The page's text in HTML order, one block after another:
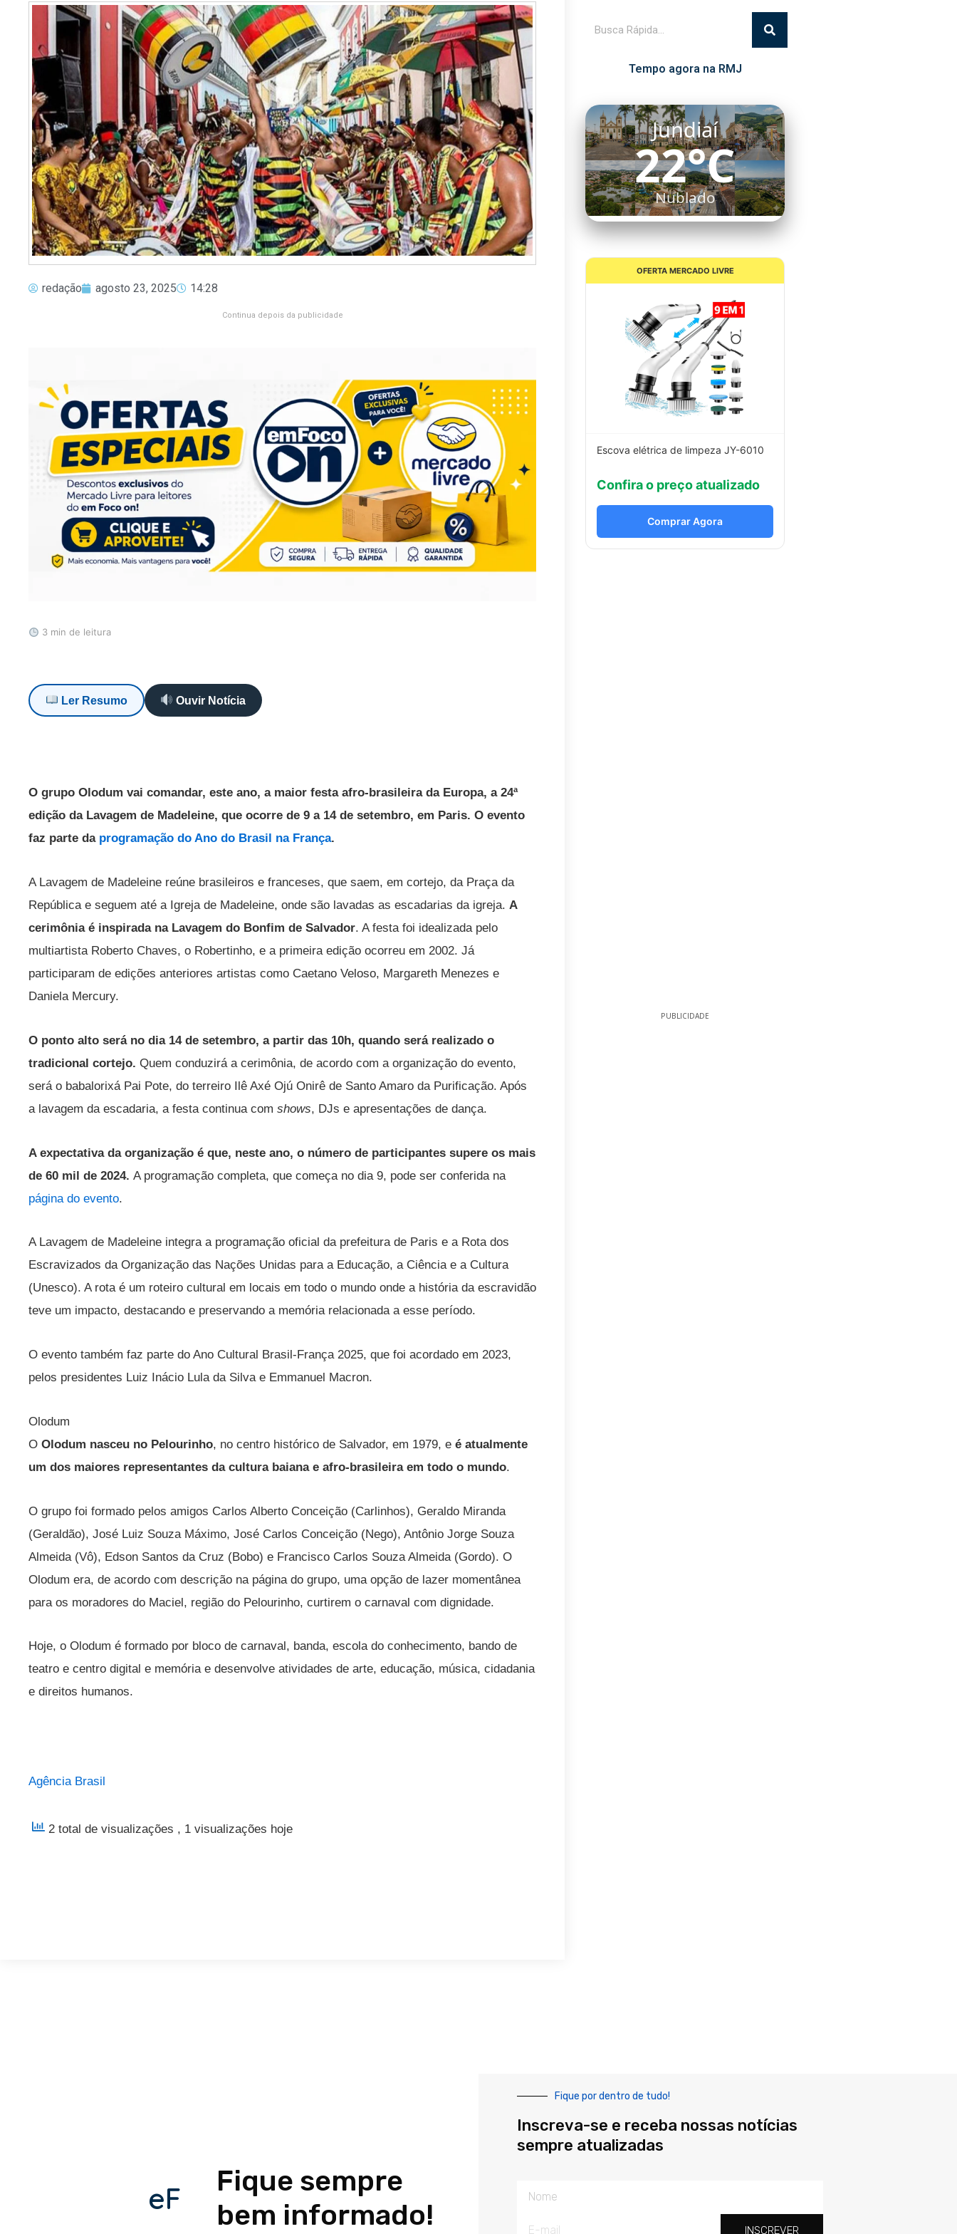
redação agosto 23, 2025 14:28
Continua depois da publicidade
3 min de leitura
Ler Resumo Ouvir Notícia
O grupo Olodum vai comandar, este ano, a maior festa afro-brasileira da Europa, a 24ª
edição da Lavagem de Madeleine, que ocorre de 9 a 14 de setembro, em Paris. O evento
faz parte da programação do Ano do Brasil na França.
A Lavagem de Madeleine reúne brasileiros e franceses, que saem, em cortejo, da Praça da
República e seguem até a Igreja de Madeleine, onde são lavadas as escadarias da igreja. A
cerimônia é inspirada na Lavagem do Bonfim de Salvador. A festa foi idealizada pelo
multiartista Roberto Chaves, o Robertinho, e a primeira edição ocorreu em 2002. Já
participaram de edições anteriores artistas como Caetano Veloso, Margareth Menezes e
Daniela Mercury.
O ponto alto será no dia 14 de setembro, a partir das 10h, quando será realizado o
tradicional cortejo. Quem conduzirá a cerimônia, de acordo com a organização do evento,
será o babalorixá Pai Pote, do terreiro Ilê Axé Ojú Onirê de Santo Amaro da Purificação. Após
a lavagem da escadaria, a festa continua com shows, DJs e apresentações de dança.
A expectativa da organização é que, neste ano, o número de participantes supere os mais
de 60 mil de 2024. A programação completa, que começa no dia 9, pode ser conferida na
página do evento.
A Lavagem de Madeleine integra a programação oficial da prefeitura de Paris e a Rota dos
Escravizados da Organização das Nações Unidas para a Educação, a Ciência e a Cultura
(Unesco). A rota é um roteiro cultural em locais em todo o mundo onde a história da escravidão
teve um impacto, destacando e preservando a memória relacionada a esse período.
O evento também faz parte do Ano Cultural Brasil-França 2025, que foi acordado em 2023,
pelos presidentes Luiz Inácio Lula da Silva e Emmanuel Macron.
Olodum
O Olodum nasceu no Pelourinho, no centro histórico de Salvador, em 1979, e é atualmente
um dos maiores representantes da cultura baiana e afro-brasileira em todo o mundo.
O grupo foi formado pelos amigos Carlos Alberto Conceição (Carlinhos), Geraldo Miranda
(Geraldão), José Luiz Souza Máximo, José Carlos Conceição (Nego), Antônio Jorge Souza
Almeida (Vô), Edson Santos da Cruz (Bobo) e Francisco Carlos Souza Almeida (Gordo). O
Olodum era, de acordo com descrição na página do grupo, uma opção de lazer momentânea
para os moradores do Maciel, região do Pelourinho, curtirem o carnaval com dignidade.
Hoje, o Olodum é formado por bloco de carnaval, banda, escola do conhecimento, bando de
teatro e centro digital e memória e desenvolve atividades de arte, educação, música, cidadania
e direitos humanos.
Agência Brasil
2 total de visualizações , 1 visualizações hoje
Tempo agora na RMJ
Itatiba
21°C
Chuva Leve
OFERTA MERCADO LIVRE
Escova elétrica de limpeza JY-6010
Confira o preço atualizado
Comprar Agora
PUBLICIDADE
eF
Fique sempre
bem informado!
Fique por dentro de tudo!
Inscreva-se e receba nossas notícias
sempre atualizadas
Nome
INSCREVER